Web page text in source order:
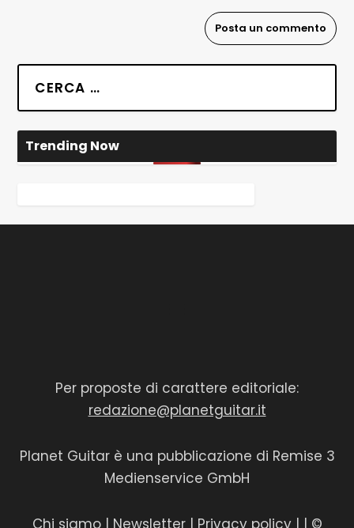
Trending Now
Per proposte di carattere editoriale:
redazione@planetguitar.it
Planet Guitar è una pubblicazione di Remise 3
Medienservice GmbH
Chi siamo| Newsletter | Privacy policy| | ©